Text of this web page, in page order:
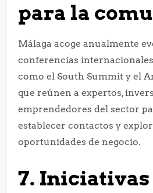
para la
Málaga acoge anualmente
conferencias
como el South Summit y el
que reúnen a expertos,
emprendedores del sector
establecer contactos y
oportunidades de negocio.
7. Iniciativas